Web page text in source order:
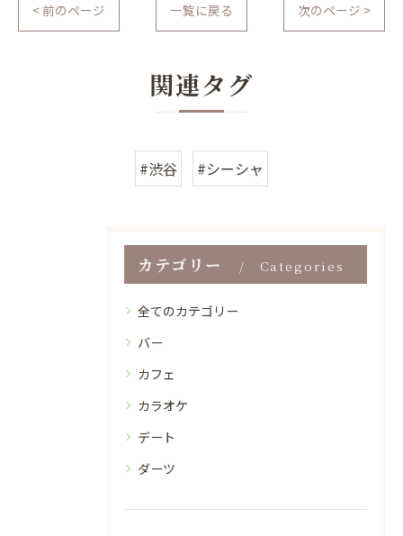
< 前のページ 一覧に戻る 次のページ >
関連タグ
#渋谷 #シーシャ
カテゴリー Categories
全てのカテゴリー
バー
カフェ
カラオケ
デート
ダーツ